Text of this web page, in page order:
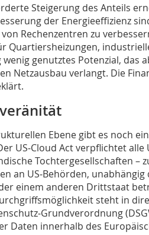
Steigerung des Anteils
der Energieeffizienz
Rechenzentren zu
Quartiersheizungen,
genutztes Potenzial, das
Netzausbau verlangt. Die
Ebene gibt es noch
US‑Cloud Act verpflichtet
Tochtergesellschaften –
an US‑Behörden,
einem anderen Drittstaat
steht in
Daten innerhalb des